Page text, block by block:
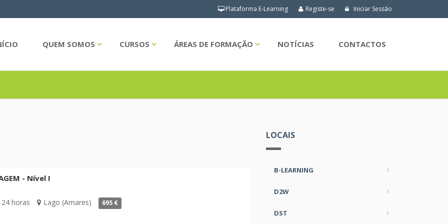
Plataforma E-Learning Registe-se Iniciar Sessão
QUEM SOMOS CURSOS ÁREAS DE FORMAÇÃO NOTÍCIAS CONTACTOS
- Nível I
24 horas Lago (Amares) 695 €
LOCAIS
B-LEARNING
D2W
DST